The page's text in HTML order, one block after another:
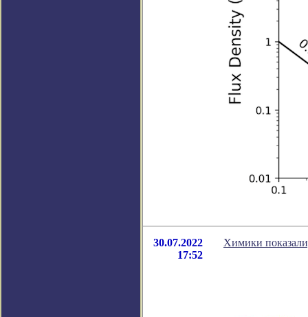
30.07.2022
17:52
Химики